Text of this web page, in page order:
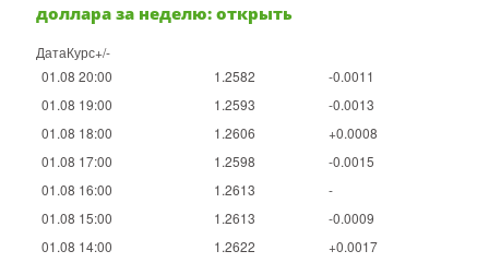
доллара за неделю: открыть
ДатаКурс+/-
01.08 20:00
1.2582
-0.0011
01.08 19:00
1.2593
-0.0013
01.08 18:00
1.2606
+0.0008
01.08 17:00
1.2598
-0.0015
01.08 16:00
1.2613
-
01.08 15:00
1.2613
-0.0009
01.08 14:00
1.2622
+0.0017